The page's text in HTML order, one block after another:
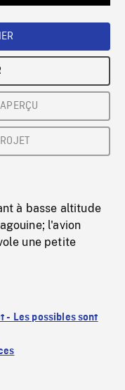
à basse altitude
l'avion
une petite
- Les possibles sont